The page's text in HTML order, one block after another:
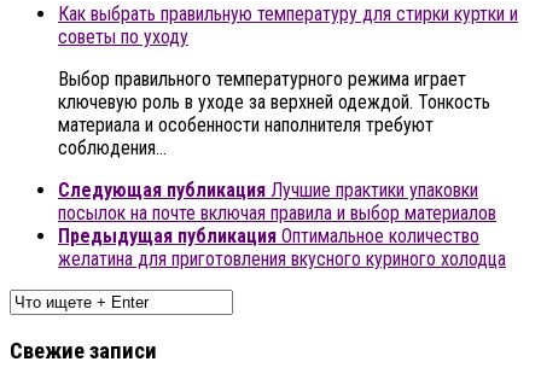
Как выбрать правильную температуру для стирки куртки и
советы по уходу
Выбор правильного температурного режима играет
ключевую роль в уходе за верхней одеждой. Тонкость
материала и особенности наполнителя требуют
соблюдения…
Следующая публикация Лучшие практики упаковки
посылок на почте включая правила и выбор материалов
Предыдущая публикация Оптимальное количество
желатина для приготовления вкусного куриного холодца
Свежие записи